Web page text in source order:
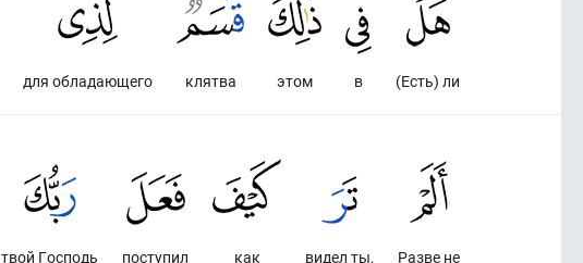
(Есть) ли
в
этом
клятва
для обладающего
Разве не
видел ты,
как
поступил
твой Господь